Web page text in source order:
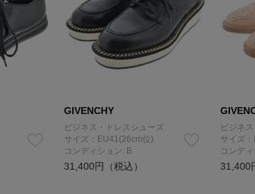
GIVENCHY
ビジネス・ドレスシューズ
サイズ：EU41(26cm位)
コンディション: B
31,400円（税込）
ビジネ
サイズ
コンデ
31,400